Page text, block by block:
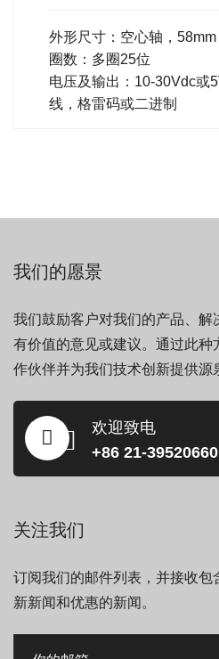
外形尺寸：空心轴，58mm
圈数：多圈25位
电压及输出：10-30Vdc或
线，格雷码或二进制
我们的愿景
我们鼓励客户对我们的产品、解
有价值的意见或建议。通过此种
作伙伴并为我们技术创新提供源
欢迎致电
+86 21-39520660
关注我们
订阅我们的邮件列表，并接收包
新新闻和优惠的新闻。